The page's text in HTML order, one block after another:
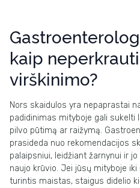
kaip
virškinimo?
Nors skaidulos yra nepaprastai
padidinimas mityboje gali sukelti
pilvo pūtimą ar raižymą.
prasideda nuo rekomendacijos
palaipsniui, leidžiant žarnynui ir
naujo krūvio. Jei jūsų mityboje
turintis maistas, staigus didelio